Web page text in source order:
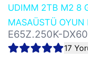
UDIMM 2TB M2 8
MASAÜSTÜ OYUN
E65Z.250K-
17